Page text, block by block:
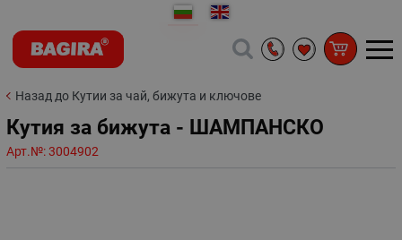
Назад до Кутии за чай, бижута и ключове
Кутия за бижута - ШАМПАНСКО
Арт.№:3004902